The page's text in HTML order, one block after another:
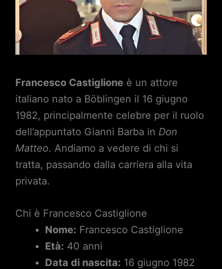
Francesco Castiglione è un attore
italiano nato a Böblingen il 16 giugno
1982, principalmente celebre per il ruolo
dell’appuntato Gianni Barba in Don
Matteo. Andiamo a vedere di chi si
tratta, passando dalla carriera alla vita
privata.
Chi è Francesco Castiglione
Nome: Francesco Castiglione
Età: 40 anni
Data di nascita: 16 giugno 1982